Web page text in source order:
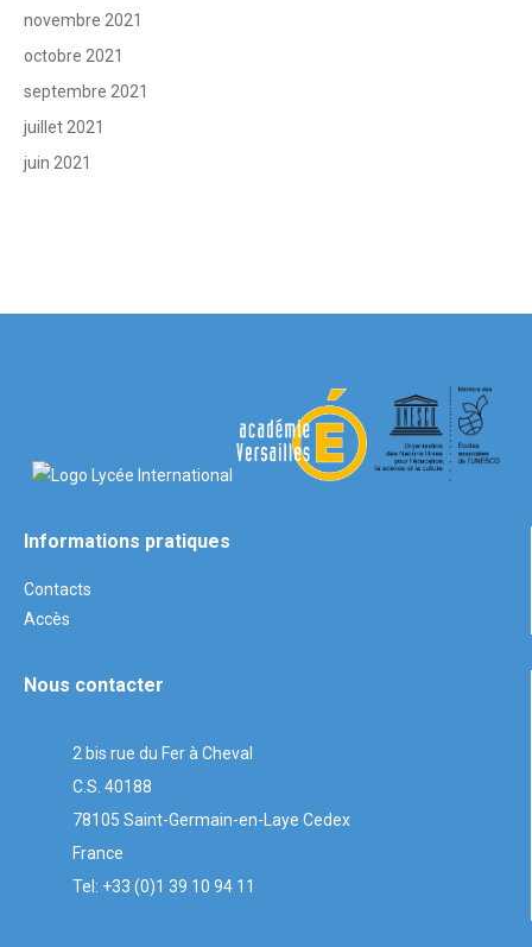
novembre 2021
octobre 2021
septembre 2021
juillet 2021
juin 2021
Informations pratiques
Contacts
Accès
Nous contacter
2 bis rue du Fer à Cheval
C.S. 40188
78105 Saint-Germain-en-Laye Cedex
France
Tel: +33 (0)1 39 10 94 11